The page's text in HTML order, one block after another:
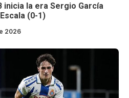
inicia la era Sergio García
(0-1)
2026